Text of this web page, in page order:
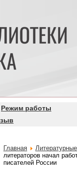
Режим работы
Главная
литераторов начал
писателей России